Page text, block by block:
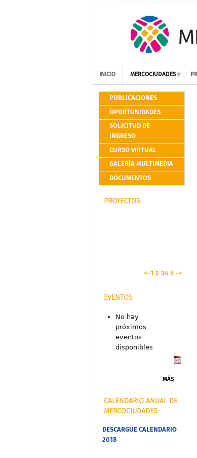
INICIO MERCOCIUDADES
PUBLICACIONES
OPORTUNIDADES
SOLICITUD DE
INGRESO
CURSO VIRTUAL
GALERÍA MULTIMEDIA
DOCUMENTOS
PROYECTOS
<-1 2 34 5 ->
EVENTOS
No hay
próximos
eventos
disponibles
MÁS
CALENDARIO ANUAL DE
MERCOCIUDADES
DESCARGUE CALENDARIO
2018